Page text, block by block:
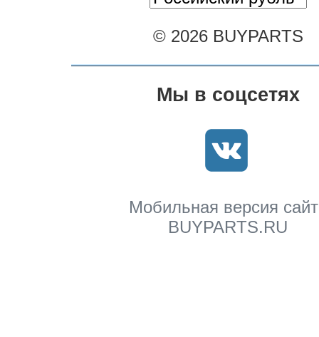
© 2026 BUYPARTS
Мы в соцсетях
Мобильная версия
BUYPARTS.RU